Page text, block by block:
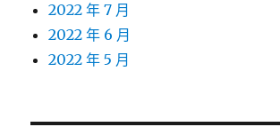
2022 年 7 月
2022 年 6 月
2022 年 5 月